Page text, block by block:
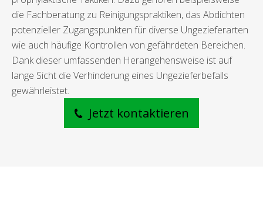
die Fachberatung zu Reinigungspraktiken, das Abdichten
potenzieller Zugangspunkten für diverse Ungezieferarten
wie auch häufige Kontrollen von gefährdeten Bereichen.
Dank dieser umfassenden Herangehensweise ist auf
lange Sicht die Verhinderung eines Ungezieferbefalls
gewährleistet.
Jetzt kontaktieren